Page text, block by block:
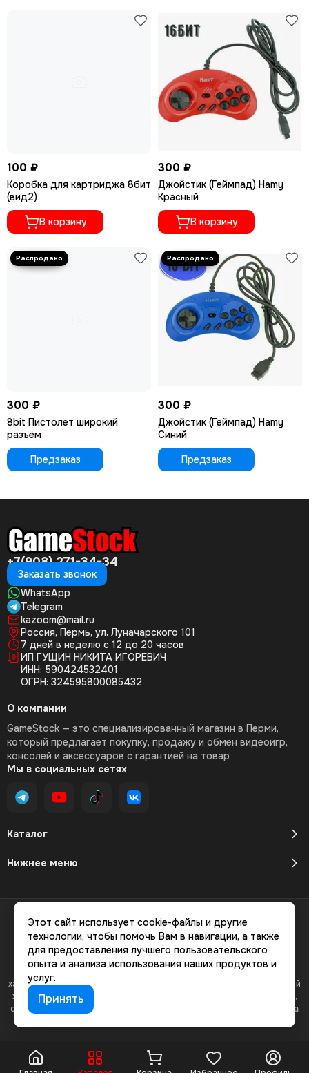
100 ₽
Коробка для картриджа 8бит
(вид2)
В корзину
300 ₽
Джойстик (Геймпад) Hamy
Красный
В корзину
300 ₽
8bit Пистолет широкий
разъем
Предзаказ
300 ₽
Джойстик (Геймпад) Hamy
Синий
Предзаказ
+7(908) 271-34-34
Заказать звонок
WhatsApp
Telegram
kazoom@mail.ru
Россия, Пермь, ул. Луначарского 101
7 дней в неделю с 12 до 20 часов
ИП ГУЩИН НИКИТА ИГОРЕВИЧ
ИНН: 590424532401
ОГРН: 324595800085432
Каталог
Нижнее меню
О компании
GameStock — это специализированный магазин в Перми,
который предлагает покупку, продажу и обмен видеоигр,
консолей и аксессуаров с гарантией на товар
Мы в социальных сетях
2026 © GameStock Магазин видеоигр. Карта сайта
Вся представленная на сайте информация, касающаяся
характеристик, стоимости товаров и услуг, носит информационный
характер и ни при каких условиях не является публичной офертой,
определяемой положениями Статьи 437(2) Гражданского кодекса
Этот сайт использует cookie-файлы и другие
технологии, чтобы помочь Вам в навигации, а также
для предоставления лучшего пользовательского
опыта и анализа использования наших продуктов и
услуг.
Принять